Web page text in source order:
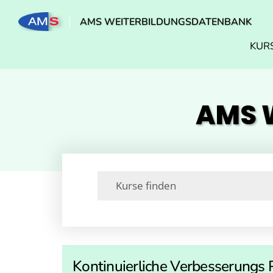
AMS WEITERBILDUNGSDATENBANK
AMS
Kontinuierliche Verbesserungs